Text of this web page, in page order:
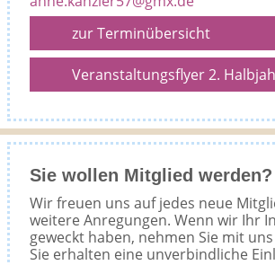
zur Terminübersicht
Veranstaltungsflyer 2.
Sie wollen Mitglied werden?
Wir freuen uns auf jedes neue
weitere Anregungen. Wenn wir Ihr
geweckt haben, nehmen Sie mit
Sie erhalten eine unverbindliche